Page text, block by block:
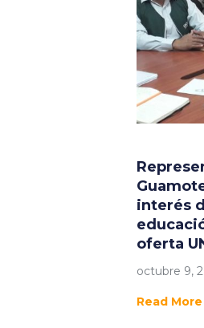
interés
oferta
octubre 9,
Read More